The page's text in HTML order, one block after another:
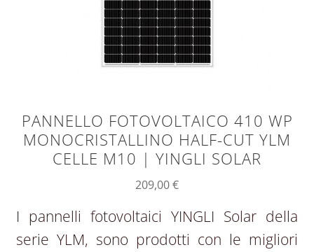
PANNELLO FOTOVOLTAICO 410 WP
MONOCRISTALLINO HALF-CUT YLM
CELLE M10 | YINGLI SOLAR
209,00€
I pannelli fotovoltaici YINGLI Solar della
serie YLM, sono prodotti con le migliori